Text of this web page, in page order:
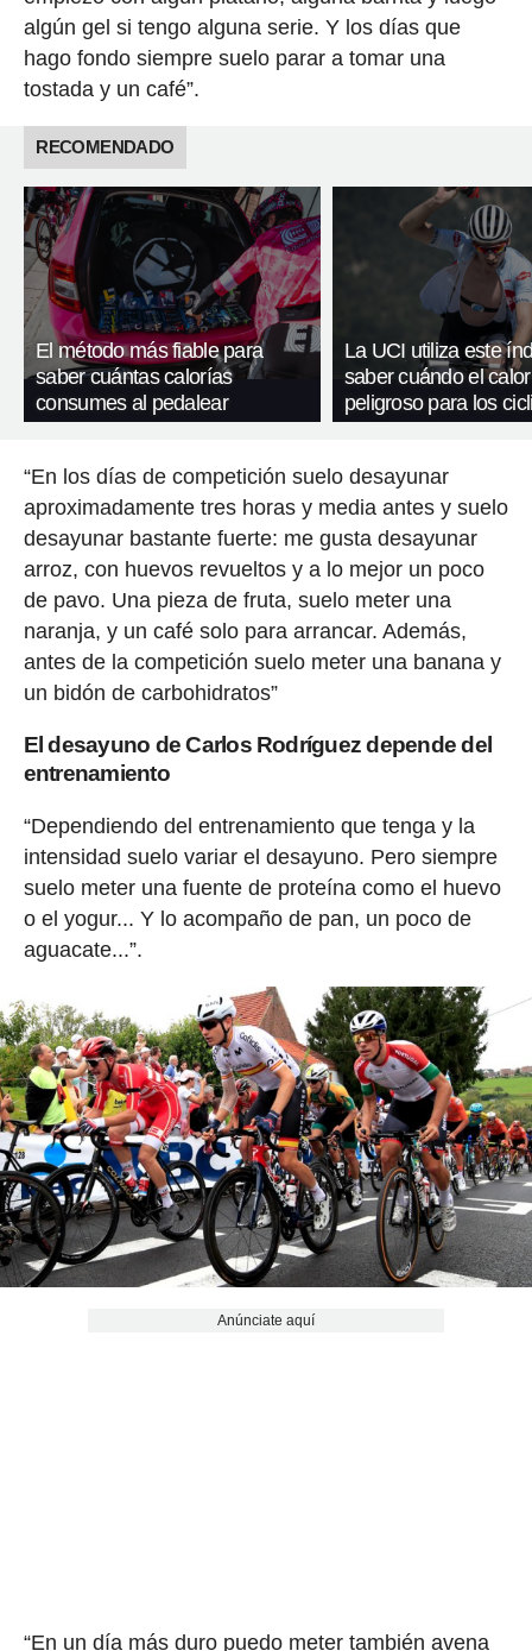
algún gel si tengo alguna serie. Y los días que
hago fondo siempre suelo parar a tomar una
tostada y un café”.
RECOMENDADO
El método más fiable para
saber cuántas calorías
consumes al pedalear
La UCI utiliza este
saber cuándo el
peligroso para los
“En los días de competición suelo desayunar
aproximadamente tres horas y media antes y suelo
desayunar bastante fuerte: me gusta desayunar
arroz, con huevos revueltos y a lo mejor un poco
de pavo. Una pieza de fruta, suelo meter una
naranja, y un café solo para arrancar. Además,
antes de la competición suelo meter una banana y
un bidón de carbohidratos”
El desayuno de Carlos Rodríguez depende del
entrenamiento
“Dependiendo del entrenamiento que tenga y la
intensidad suelo variar el desayuno. Pero siempre
suelo meter una fuente de proteína como el huevo
o el yogur... Y lo acompaño de pan, un poco de
aguacate...”.
Anúnciate aquí
“En un día más duro puedo meter también avena